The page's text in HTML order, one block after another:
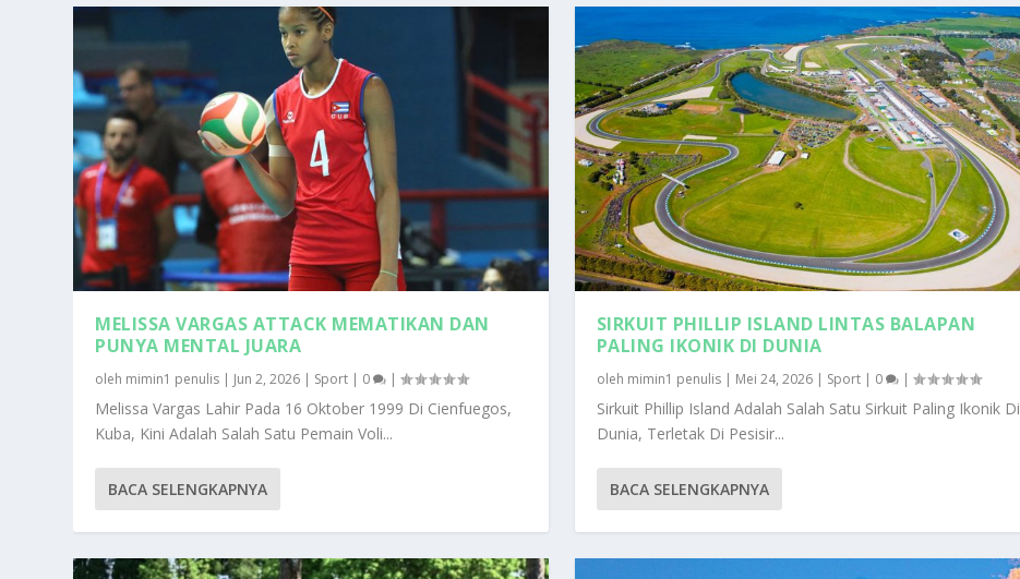
MELISSA VARGAS ATTACK MEMATIKAN DAN
PUNYA MENTAL JUARA
oleh mimin1 penulis | Jun 2, 2026 | Sport | 0 |
Melissa Vargas Lahir Pada 16 Oktober 1999 Di Cienfuegos,
Kuba, Kini Adalah Salah Satu Pemain Voli...
BACA SELENGKAPNYA
SIRKUIT PHILLIP ISLAND LINTAS BALAPAN
PALING IKONIK DI DUNIA
oleh mimin1 penulis| Mei 24, 2026| Sport| 0 |
Sirkuit Phillip Island Adalah Salah Satu Sirkuit Paling Ikonik Di
Dunia, Terletak Di Pesisir...
BACA SELENGKAPNYA